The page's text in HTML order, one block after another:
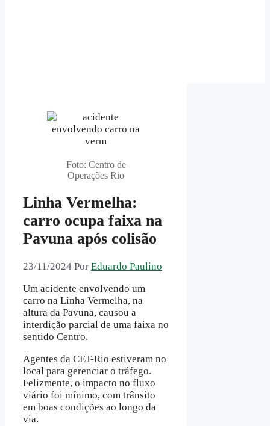
Foto: Centro de
Operações Rio
Linha Vermelha:
carro ocupa faixa na
Pavuna após colisão
23/11/2024 Por Eduardo Paulino
Um acidente envolvendo um
carro na Linha Vermelha, na
altura da Pavuna, causou a
interdição parcial de uma faixa no
sentido Centro.
Agentes da CET-Rio estiveram no
local para gerenciar o tráfego.
Felizmente, o impacto no fluxo
viário foi mínimo, com trânsito
em boas condições ao longo da
via.